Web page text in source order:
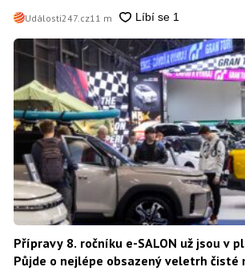
Události247.cz11 m
Přípravy 8. ročníku e-SALON už jsou v
Půjde o nejlépe obsazený veletrh